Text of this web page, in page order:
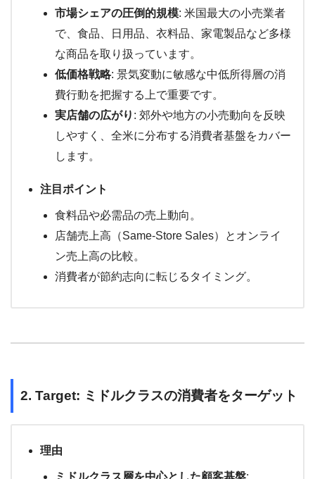
市場シェアの圧倒的規模: 米国最大の小売業者
で、食品、日用品、衣料品、家電製品など多様
な商品を取り扱っています。
低価格戦略: 景気変動に敏感な中低所得層の消
費行動を把握する上で重要です。
実店舗の広がり : 郊外や地方の小売動向を反映
しやすく、全米に分布する消費者基盤をカバー
します。
注目ポイント
食料品や必需品の売上動向。
店舗売上高（Same-Store Sales）とオンライ
ン売上高の比較。
消費者が節約志向に転じるタイミング。
2. Target: ミドルクラスの消費者をターゲット
理由
ミドルクラス層を中心とした顧客基盤: